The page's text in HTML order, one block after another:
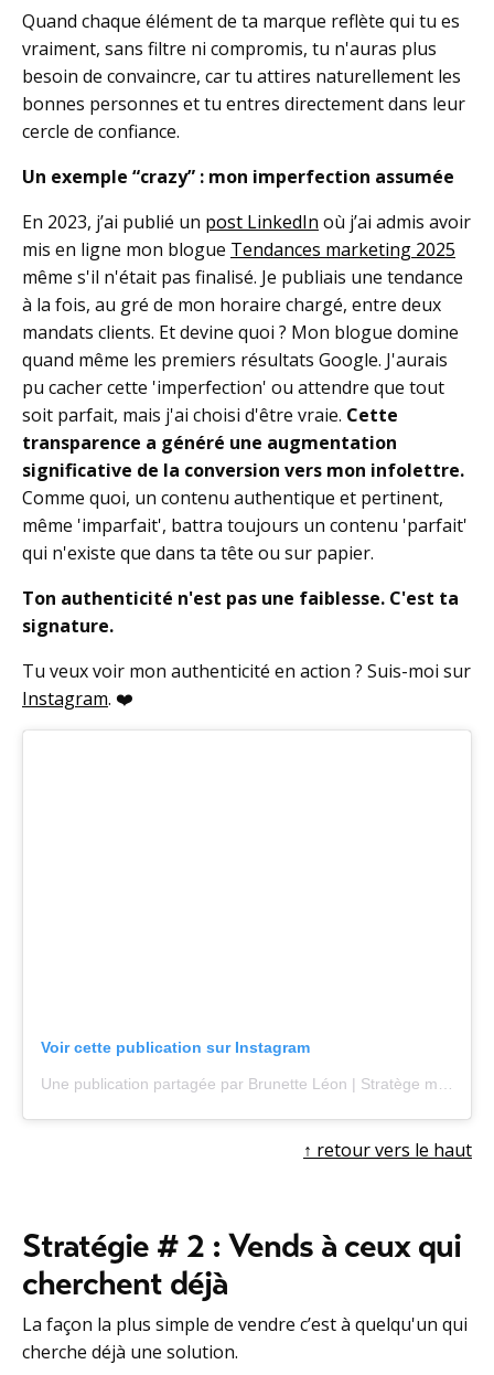
Quand chaque élément de ta marque reflète qui tu es
vraiment, sans filtre ni compromis, tu n'auras plus
besoin de convaincre, car tu attires naturellement les
bonnes personnes et tu entres directement dans leur
cercle de confiance.
Un exemple “crazy” : mon imperfection assumée
En 2023, j’ai publié un post LinkedIn où j’ai admis avoir
mis en ligne mon blogue Tendances marketing 2025
même s'il n'était pas finalisé. Je publiais une tendance
à la fois, au gré de mon horaire chargé, entre deux
mandats clients. Et devine quoi ? Mon blogue domine
quand même les premiers résultats Google. J'aurais
pu cacher cette 'imperfection' ou attendre que tout
soit parfait, mais j'ai choisi d'être vraie. Cette
transparence a généré une augmentation
significative de la conversion vers mon infolettre.
Comme quoi, un contenu authentique et pertinent,
même 'imparfait', battra toujours un contenu 'parfait'
qui n'existe que dans ta tête ou sur papier.
Ton authenticité n'est pas une faiblesse. C'est ta
signature.
Tu veux voir mon authenticité en action ? Suis-moi sur
Instagram. ❤️
Voir cette publication sur Instagram
↑ retour vers le haut
Stratégie # 2 : Vends à ceux qui
cherchent déjà
La façon la plus simple de vendre c’est à quelqu'un qui
cherche déjà une solution.